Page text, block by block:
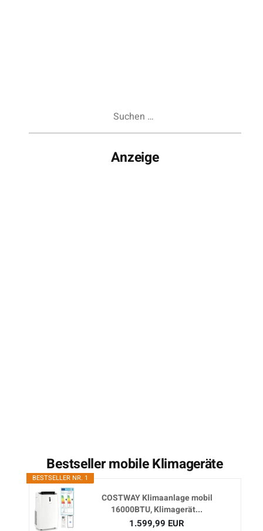
Anzeige
Bestseller mobile Klimageräte
BESTSELLER NR. 1
COSTWAY Klimaanlage mobil
16000BTU, Klimagerät...
1.599,99 EUR